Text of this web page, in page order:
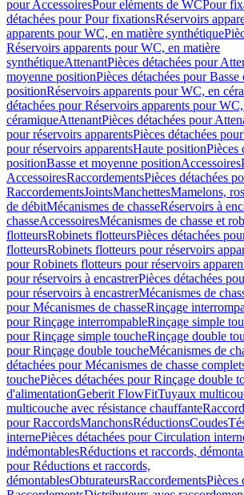
pour AccessoiresPour eléments de WCPour
détachées pour Pour fixationsRéservoirs
apparents pour WC, en matière synthétique
Réservoirs apparents pour WC, en matière
synthétiqueAttenantPièces détachées pour
moyenne positionPièces détachées pour
positionRéservoirs apparents pour WC, en
détachées pour Réservoirs apparents pour
céramiqueAttenantPièces détachées pour
pour réservoirs apparentsPièces détachées
pour réservoirs apparentsHaute positionPièces
positionBasse et moyenne positionAccessoires
AccessoiresRaccordementsPièces détachées
RaccordementsJointsManchettesMamelons,
de débitMécanismes de chasseRéservoirs à
chasseAccessoiresMécanismes de chasse et
flotteursRobinets flotteursPièces détachées
flotteursRobinets flotteurs pour réservoirs
pour Robinets flotteurs pour réservoirs
pour réservoirs à encastrerPièces détachées
pour réservoirs à encastrerMécanismes de
pour Mécanismes de chasseRinçage
pour Rinçage interrompableRinçage simple
pour Rinçage simple toucheRinçage double
pour Rinçage double toucheMécanismes de
détachées pour Mécanismes de chasse
touchePièces détachées pour Rinçage double
d'alimentationGeberit FlowFitTuyaux
multicouche avec résistance chauffante
pour RaccordsManchonsRéductionsCoudes
internePièces détachées pour Circulation
indémontablesRéductions et raccords,
pour Réductions et raccords,
démontablesObturateursRaccordementsPièces